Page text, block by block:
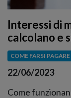
Interessi di
calcolano e
COME FARSI PAGARE
22/06/2023
Come